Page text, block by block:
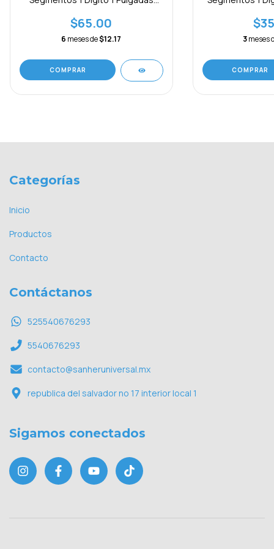
$65.00
6 meses de$12.17
COMPRAR
3meses
COMPRAR
Categorías
Inicio
Productos
Contacto
Contáctanos
525540676293
5540676293
contacto@sanheruniversal.mx
republica del salvador no 17 interior local 1
Sigamos conectados